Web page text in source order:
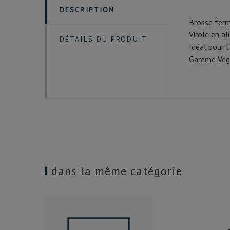
DESCRIPTION
DÉTAILS DU PRODUIT
Brosse
Virole en
Idéal pour
Gamme
dans la même catégorie